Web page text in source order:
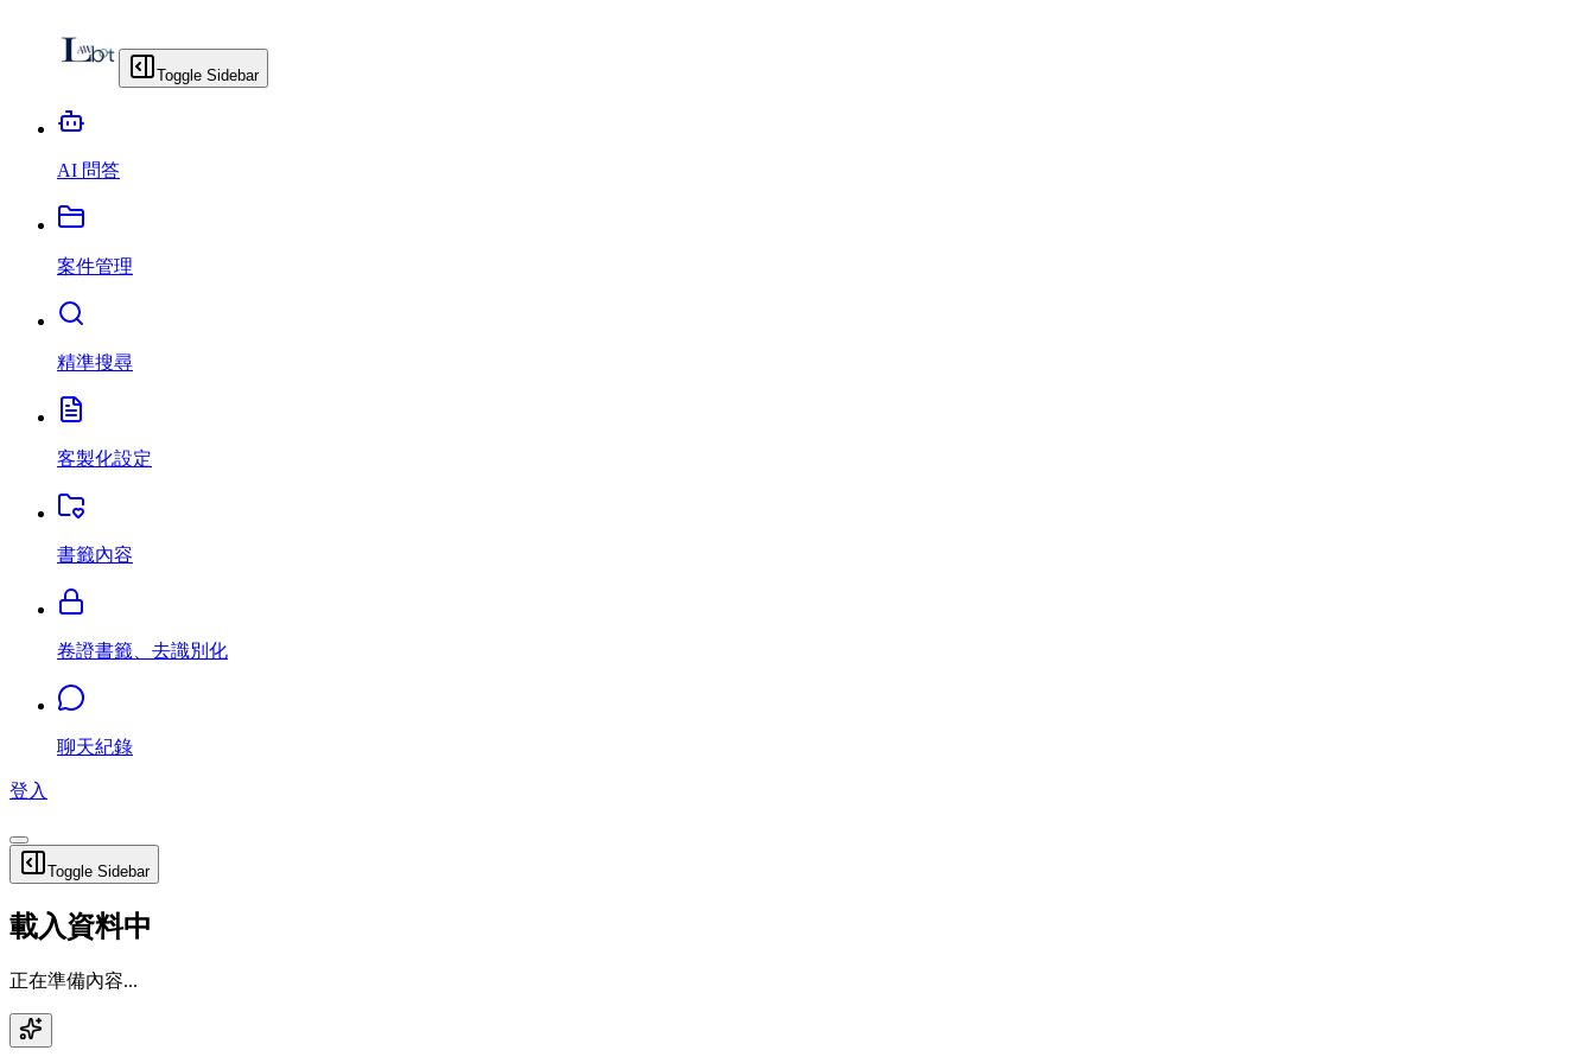
Toggle Sidebar
AI 問答
案件管理
精準搜尋
客製化設定
書籤內容
卷證書籤、去識別化
聊天紀錄
登入
Toggle Sidebar
載入資料中
正在準備內容...